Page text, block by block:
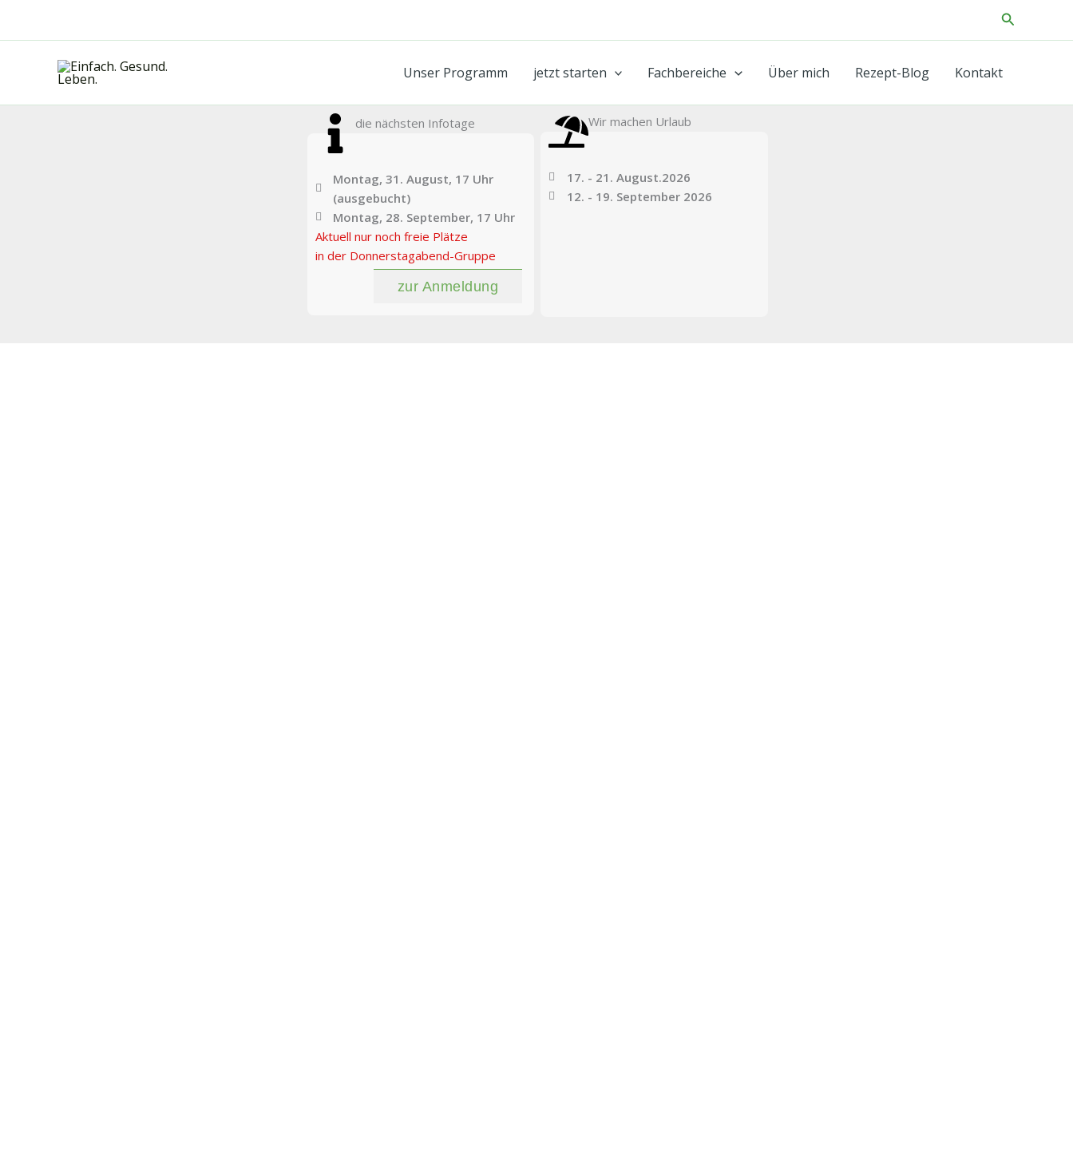
Suchen
Unser Programm jetzt starten Fachbereiche Über mich Rezept-Blog Kontakt
die nächsten Infotage
Montag, 31. August, 17 Uhr
(ausgebucht)
Montag, 28. September, 17 Uhr
Aktuell nur noch freie Plätze
in der Donnerstagabend-Gruppe
zur Anmeldung
Wir machen Urlaub
17. - 21. August.2026
12. - 19. September 2026